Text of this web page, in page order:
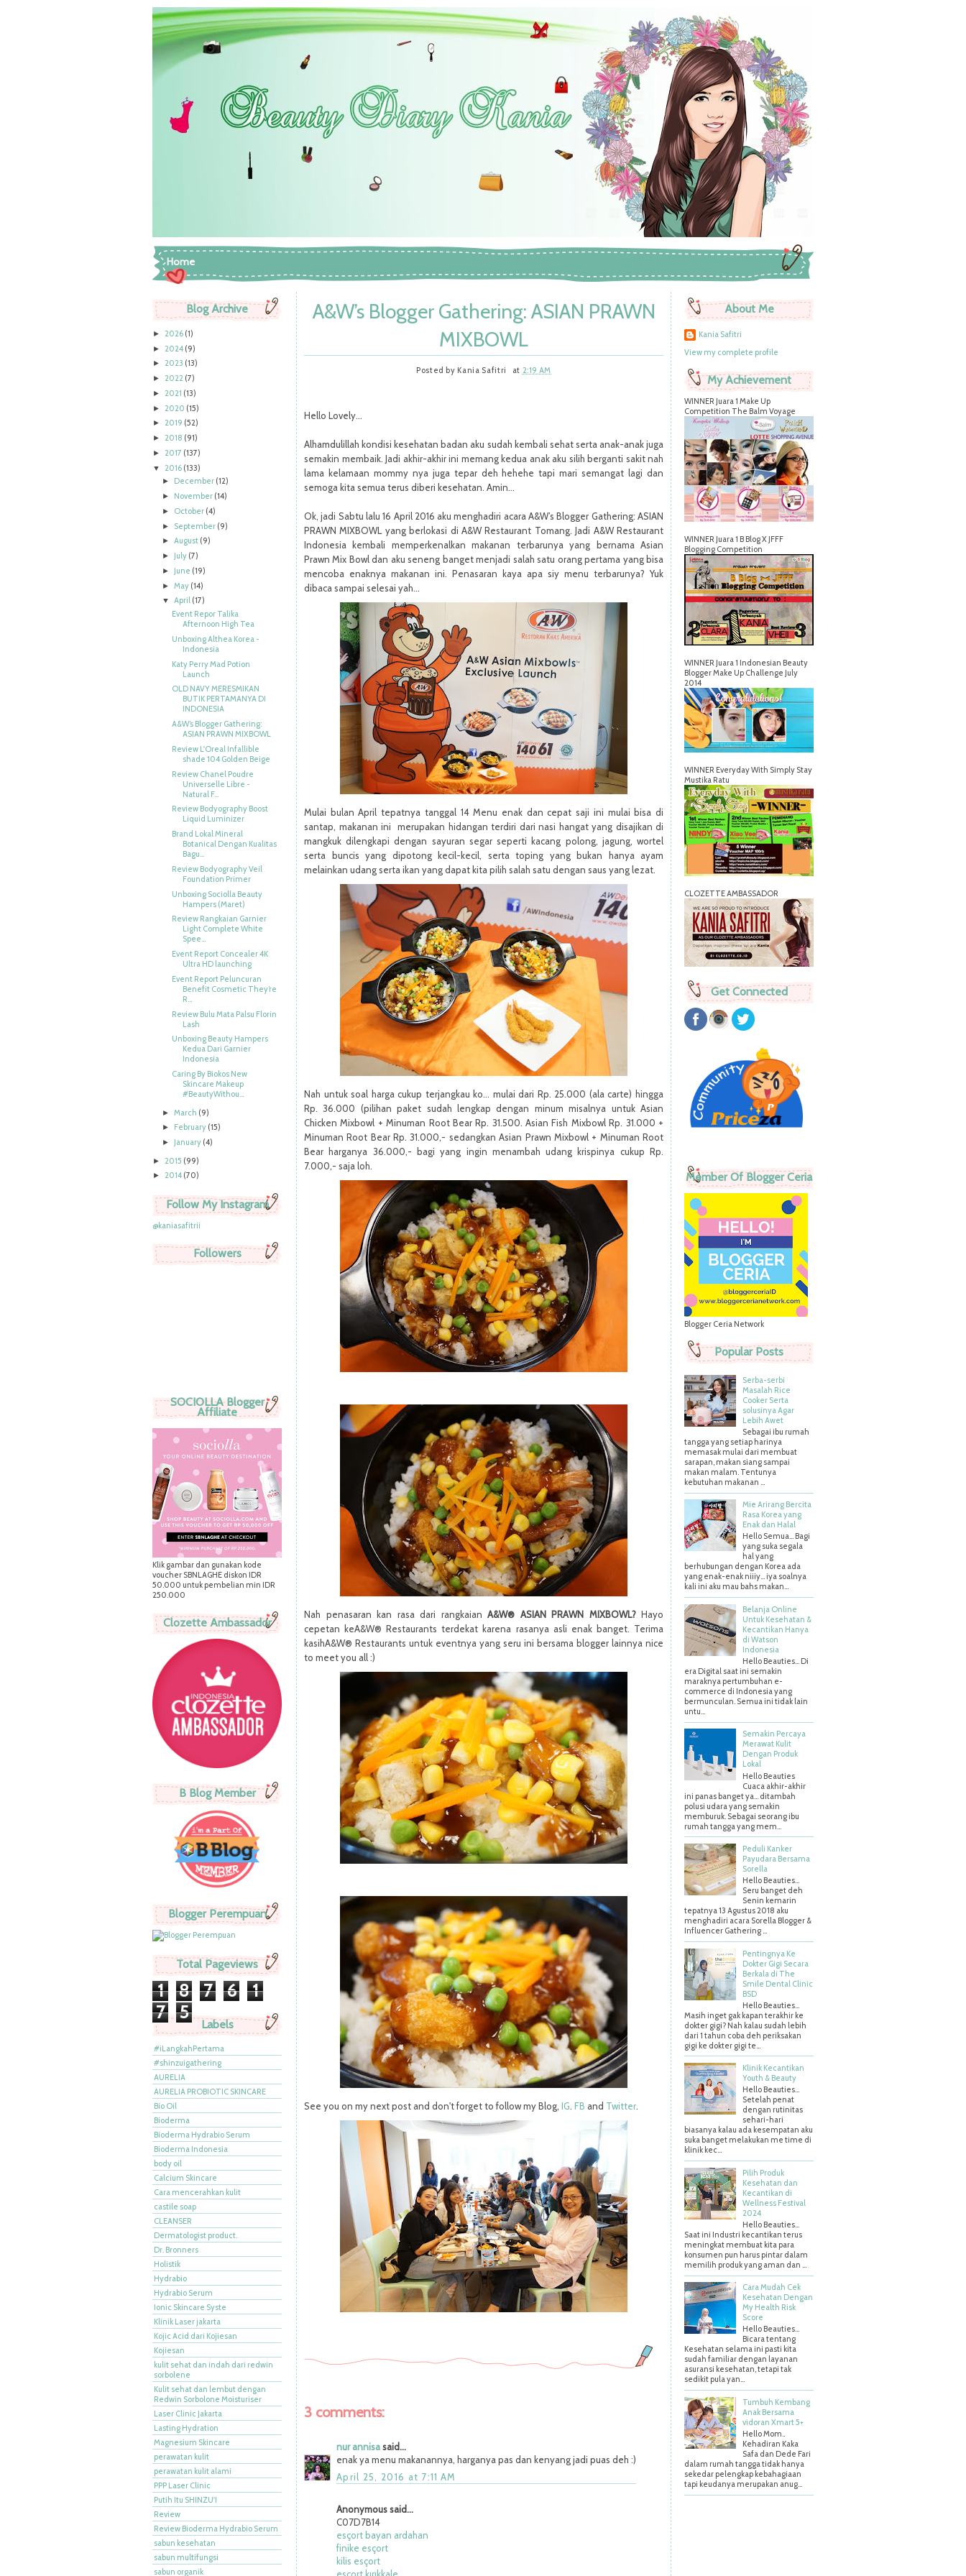
Home
Blog Archive
► 2026 (1)
► 2024 (9)
► 2023 (13)
► 2022 (7)
► 2021 (13)
► 2020 (15)
► 2019 (52)
► 2018 (91)
► 2017 (137)
▼ 2016 (133)
► December (12)
► November (14)
► October (4)
► September (9)
► August (9)
► July (7)
► June (19)
►May (14)
▼ April (17)
Event Repor Talika
Afternoon High Tea
Unboxing Althea Korea -
Indonesia
Katy Perry Mad Potion
Launch
OLD NAVY MERESMIKAN
BUTIK PERTAMANYA DI
INDONESIA
A&W’s Blogger Gathering:
ASIAN PRAWN MIXBOWL
Review L'Oreal Infallible
shade 104 Golden Beige
Review Chanel Poudre
Universelle Libre -
Natural F...
Review Bodyography Boost
Liquid Luminizer
Brand Lokal Mineral
Botanical Dengan Kualitas
Bagu...
Review Bodyography Veil
Foundation Primer
Unboxing Sociolla Beauty
Hampers (Maret)
Review Rangkaian Garnier
Light Complete White
Spee...
Event Report Concealer 4K
Ultra HD launching
Event Report Peluncuran
Benefit Cosmetic They’re
R...
Review Bulu Mata Palsu Florin
Lash
Unboxing Beauty Hampers
Kedua Dari Garnier
Indonesia
Caring By Biokos New
Skincare Makeup
#BeautyWithou...
►March (9)
► February (15)
► January (4)
► 2015 (99)
► 2014 (70)
Follow My Instagram
@kaniasafitrii
Followers
SOCIOLLA Blogger
Affiliate
Klik gambar dan gunakan kode
voucher SBNLAGHE diskon IDR
50.000 untuk pembelian min IDR
250.000
Clozette Ambassador
B Blog Member
Blogger Perempuan
Total Pageviews
1 8 7 6
1
7
5
Labels
#iLangkahPertama
#shinzuigathering
AURELIA
AURELIA PROBIOTIC SKINCARE
Bio Oil
Bioderma
Bioderma Hydrabio Serum
Bioderma Indonesia
body oil
Calcium Skincare
Cara mencerahkan kulit
castile soap
CLEANSER
Dermatologist product.
Dr. Bronners
Holistik
Hydrabio
Hydrabio Serum
Ionic Skincare Syste
Klinik Laser jakarta
Kojic Acid dari Kojiesan
Kojiesan
kulit sehat dan indah dari redwin
sorbolene
Kulit sehat dan lembut dengan
Redwin Sorbolone Moisturiser
Laser Clinic Jakarta
Lasting Hydration
Magnesium Skincare
perawatan kulit
perawatan kulit alami
PPP Laser Clinic
Putih Itu SHINZU'I
Review
Review Bioderma Hydrabio Serum
sabun kesehatan
sabun multifungsi
sabun organik
A&W’s Blogger Gathering: ASIAN PRAWN
MIXBOWL
Posted by Kania Safitri at 2:19 AM
Hello Lovely...
Alhamdulillah kondisi kesehatan badan aku sudah kembali sehat serta anak-anak juga
semakin membaik. Jadi akhir-akhir ini memang kedua anak aku silih berganti sakit nah
lama kelamaan mommy nya juga tepar deh hehehe tapi mari semangat lagi dan
semoga kita semua terus diberi kesehatan. Amin...
Ok, jadi Sabtu lalu 16 April 2016 aku menghadiri acara A&W’s Blogger Gathering: ASIAN
PRAWN MIXBOWL yang berlokasi di A&W Restaurant Tomang. Jadi A&W Restaurant
Indonesia kembali memperkenalkan makanan terbarunya yang bernama Asian
Prawn Mix Bowl dan aku seneng banget menjadi salah satu orang pertama yang bisa
mencoba enaknya makanan ini. Penasaran kaya apa siy menu terbarunya? Yuk
dibaca sampai selesai yah...
Mulai bulan April tepatnya tanggal 14 Menu enak dan cepat saji ini mulai bisa di
santap, makanan ini merupakan hidangan terdiri dari nasi hangat yang disajikan di
mangkuk dilengkapi dengan sayuran segar seperti kacang polong, jagung, wortel
serta buncis yang dipotong kecil-kecil, serta toping yang bukan hanya ayam
melainkan udang serta ikan yang dapat kita pilih salah satu dengan saus yang lezat.
Nah untuk soal harga cukup terjangkau ko... mulai dari Rp. 25.000 (ala carte) hingga
Rp. 36.000 (pilihan paket sudah lengkap dengan minum misalnya untuk Asian
Chicken Mixbowl + Minuman Root Bear Rp. 31.500. Asian Fish Mixbowl Rp. 31.000 +
Minuman Root Bear Rp. 31.000,- sedangkan Asian Prawn Mixbowl + Minuman Root
Bear harganya 36.000,- bagi yang ingin menambah udang krispinya cukup Rp.
7.000,- saja loh.
Nah penasaran kan rasa dari rangkaian A&W® ASIAN PRAWN MIXBOWL? Hayo
cepetan keA&W® Restaurants terdekat karena rasanya asli enak banget. Terima
kasihA&W® Restaurants untuk eventnya yang seru ini bersama blogger lainnya nice
to meet you all :)
See you on my next post and don't forget to follow my Blog, IG FB and Twitter
3 comments:
nur annisasaid...
enak ya menu makanannya, harganya pas dan kenyang jadi puas deh :)
April 25, 2016 at 7:11 AM
Anonymous said...
C07D7B14
esçort bayan ardahan
finike esçort
kilis esçort
About Me
Kania Safitri
View my complete profile
My Achievement
WINNER Juara 1 Make Up
Competition The Balm Voyage
WINNER Juara 1 B Blog X JFFF
Blogging Competition
WINNER Juara 1 Indonesian Beauty
Blogger Make Up Challenge July
2014
WINNER Everyday With Simply Stay
Mustika Ratu
CLOZETTE AMBASSADOR
Get Connected
Member Of Blogger Ceria
Blogger Ceria Network
Popular Posts
Serba-serbi
Masalah Rice
Cooker Serta
solusinya Agar
Lebih Awet
Sebagai ibu rumah
tangga yang setiap harinya
memasak mulai dari membuat
sarapan, makan siang sampai
makan malam. Tentunya
kebutuhan makanan ...
Mie Arirang Bercita
Rasa Korea yang
Enak dan Halal
Hello Semua... Bagi
yang suka segala
hal yang
berhubungan dengan Korea ada
yang enak-enak niiiy... iya soalnya
kali ini aku mau bahs makan...
Belanja Online
Untuk Kesehatan &
Kecantikan Hanya
di Watson
Indonesia
Hello Beauties... Di
era Digital saat ini semakin
maraknya pertumbuhan e-
commerce di Indonesia yang
bermunculan. Semua ini tidak lain
untu...
Semakin Percaya
Merawat Kulit
Dengan Produk
Lokal
Hello Beauties
Cuaca akhir-akhir
ini panas banget ya… ditambah
polusi udara yang semakin
memburuk. Sebagai seorang ibu
rumah tangga yang mem...
Peduli Kanker
Payudara Bersama
Sorella
Hello Beauties…
Seru banget deh
Senin kemarin
tepatnya 13 Agustus 2018 aku
menghadiri acara Sorella Blogger &
Influencer Gathering ...
Pentingnya Ke
Dokter Gigi Secara
Berkala di The
Smile Dental Clinic
BSD
Hello Beauties…
Masih inget gak kapan terakhir ke
dokter gigi? Nah kalau sudah lebih
dari 1 tahun coba deh periksakan
gigi ke dokter gigi te...
Klinik Kecantikan
Youth & Beauty
Hello Beauties...
Setelah penat
dengan rutinitas
sehari-hari
biasanya kalau ada kesempatan aku
suka banget melakukan me time di
klinik kec...
Pilih Produk
Kesehatan dan
Kecantikan di
Wellness Festival
2024
Hello Beauties…
Saat ini Industri kecantikan terus
meningkat membuat kita para
konsumen pun harus pintar dalam
memilih produk yang aman dan ...
Cara Mudah Cek
Kesehatan Dengan
My Health Risk
Score
Hello Beauties…
Bicara tentang
Kesehatan selama ini pasti kita
sudah familiar dengan layanan
asuransi kesehatan, tetapi tak
sedikit pula yan...
Tumbuh Kembang
Anak Bersama
vidoran Xmart 5+
Hello Mom..
Kehadiran Kaka
Safa dan Dede Fari
dalam rumah tangga tidak hanya
sekedar pelengkap kebahagiaan
tapi keudanya merupakan anug...